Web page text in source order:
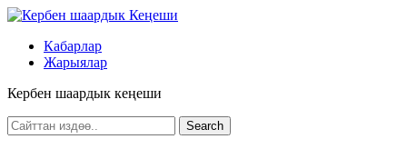
Кабарлар
Жарыялар
Кербен шаардык кеңеши